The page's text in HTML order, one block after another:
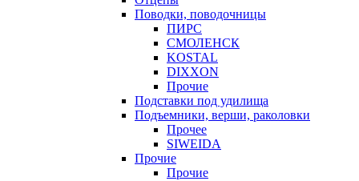
Поводки, поводочницы
ПИРС
СМОЛЕНСК
KOSTAL
DIXXON
Прочие
Подставки под удилища
Подъемники, верши, раколовки
Прочее
SIWEIDA
Прочие
Прочие